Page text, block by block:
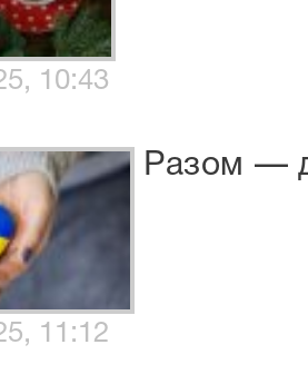
10:43
Разом —
11:12